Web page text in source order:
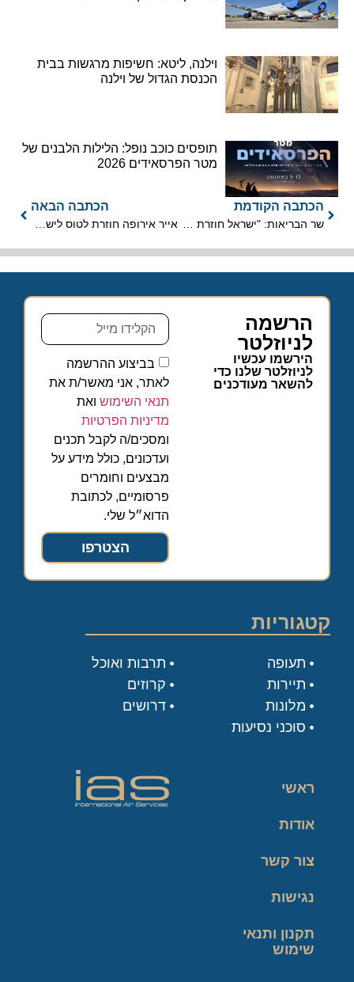
וילנה, ליטא: חשיפות מרגשות בבית
הכנסת הגדול של וילנה
תופסים כוכב נופל: הלילות הלבנים של
מטר הפרסאידים 2026
הכתבה הקודמת הכתבה הבאה
הרשמה
לניוזלטר
הירשמו עכשיו
לניוזלטר שלנו כדי
להשאר מעודכנים
בביצוע ההרשמה
לאתר, אני מאשר/ת את
תנאי השימוש ואת
מדיניות הפרטיות
ומסכים/ה לקבל תכנים
ועדכונים, כולל מידע על
מבצעים וחומרים
פרסומיים, לכתובת
הדוא״ל שלי.
הצטרפו
קטגוריות
תעופה
תיירות
מלונות
סוכני נסיעות
תרבות ואוכל
קרוזים
דרושים
ראשי
אודות
צור קשר
נגישות
תקנון ותנאי
שימוש